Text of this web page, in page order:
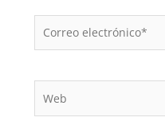
Correo
electrónico*